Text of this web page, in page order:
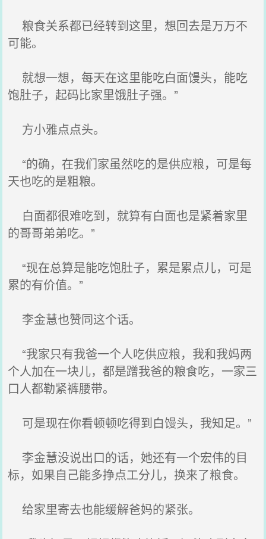
粮食关系都已经转到这里，想回去是万万不
可能。
就想一想，每天在这里能吃白面馒头，能吃
饱肚子，起码比家里饿肚子强。”
方小雅点点头。
“的确，在我们家虽然吃的是供应粮，可是每
天也吃的是粗粮。
白面都很难吃到，就算有白面也是紧着家里
的哥哥弟弟吃。”
“现在总算是能吃饱肚子，累是累点儿，可是
累的有价值。”
李金慧也赞同这个话。
“我家只有我爸一个人吃供应粮，我和我妈两
个人加在一块儿，都是蹭我爸的粮食吃，一家三
口人都勒紧裤腰带。
可是现在你看顿顿吃得到白馒头，我知足。”
李金慧没说出口的话，她还有一个宏伟的目
标，如果自己能多挣点工分儿，换来了粮食。
给家里寄去也能缓解爸妈的紧张。